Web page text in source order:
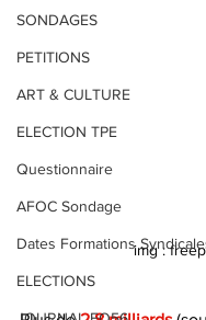
SONDAGES
PETITIONS
ART & CULTURE
ELECTION TPE
Questionnaire
AFOC Sondage
Dates Formations
ELECTIONS
img :